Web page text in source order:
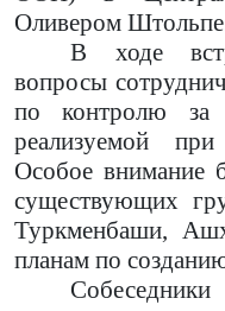
Оливером
В ходе
вопросы
по контролю за
реализуемой
Особое внимание
существующих
Туркменбаши,
планам по